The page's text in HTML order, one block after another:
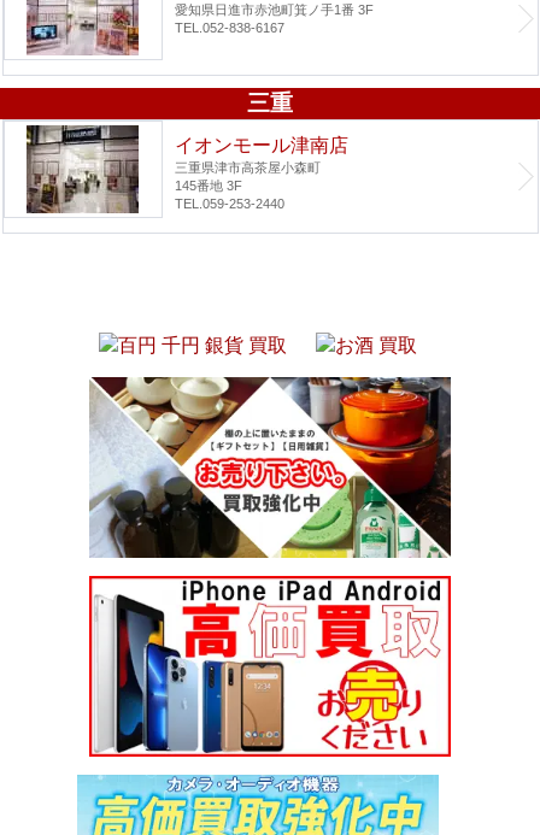
愛知県日進市赤池町箕ノ手1番 3F
TEL.052-838-6167
三重
イオンモール津南店
三重県津市高茶屋小森町
145番地 3F
TEL.059-253-2440